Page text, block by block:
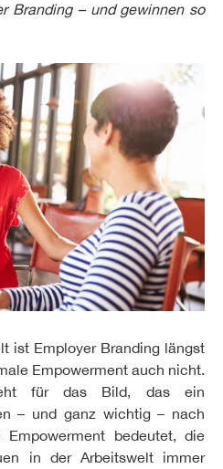
Branding – und gewinnen so
ist Employer Branding längst
Empowerment auch nicht.
für das Bild, das ein
– und ganz wichtig – nach
bedeutet, die
in der Arbeitswelt immer